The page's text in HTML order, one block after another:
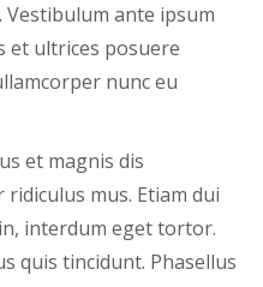
ante ipsum
et ultrices posuere
nunc eu
et magnis dis
mus. Etiam dui
interdum eget tortor.
quis tincidunt. Phasellus